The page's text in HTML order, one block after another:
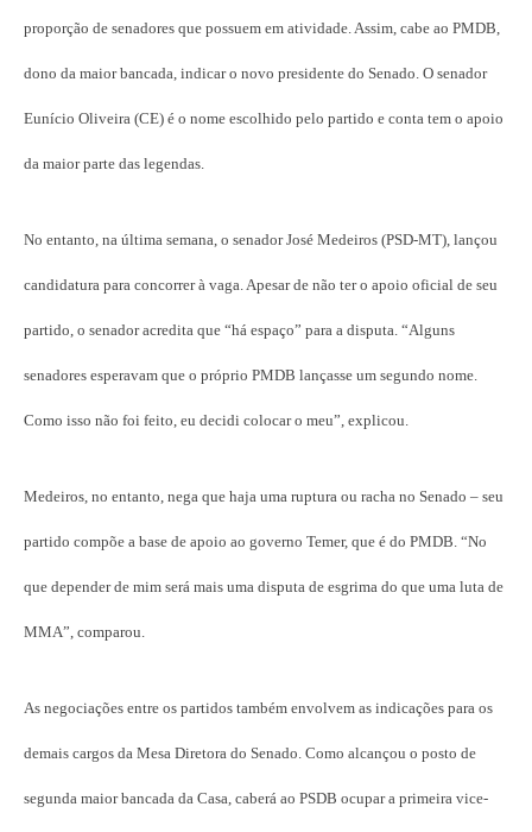
proporção de senadores que possuem em atividade. Assim, cabe ao PMDB,
dono da maior bancada, indicar o novo presidente do Senado. O senador
Eunício Oliveira (CE) é o nome escolhido pelo partido e conta tem o apoio
da maior parte das legendas.
No entanto, na última semana, o senador José Medeiros (PSD-MT), lançou
candidatura para concorrer à vaga. Apesar de não ter o apoio oficial de seu
partido, o senador acredita que “há espaço” para a disputa. “Alguns
senadores esperavam que o próprio PMDB lançasse um segundo nome.
Como isso não foi feito, eu decidi colocar o meu”, explicou.
Medeiros, no entanto, nega que haja uma ruptura ou racha no Senado – seu
partido compõe a base de apoio ao governo Temer, que é do PMDB. “No
que depender de mim será mais uma disputa de esgrima do que uma luta de
MMA”, comparou.
As negociações entre os partidos também envolvem as indicações para os
demais cargos da Mesa Diretora do Senado. Como alcançou o posto de
segunda maior bancada da Casa, caberá ao PSDB ocupar a primeira vice-